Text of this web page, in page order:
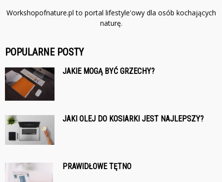
Workshopofnature.pl to portal lifestyle'owy dla osób kochających
naturę.
POPULARNE POSTY
JAKIE MOGĄ BYĆ GRZECHY?
JAKI OLEJ DO KOSIARKI JEST NAJLEPSZY?
PRAWIDŁOWE TĘTNO